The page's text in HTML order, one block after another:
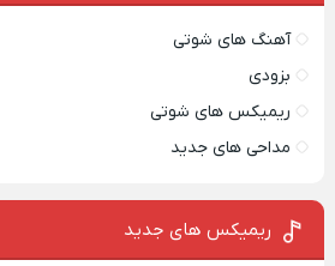
آهنگ های شوتی
بزودی
ریمیکس های شوتی
مداحی های جدید
ریمیکس‌ های جدید